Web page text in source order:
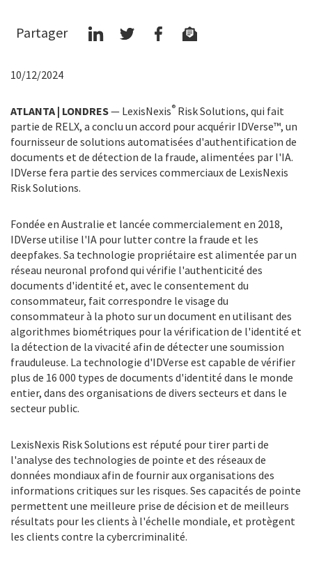
Partager
10/12/2024
ATLANTA | LONDRES— LexisNexis® Risk Solutions, qui fait
partie de RELX, a conclu un accord pour acquérir IDVerse™, un
fournisseur de solutions automatisées d'authentification de
documents et de détection de la fraude, alimentées par l'IA.
IDVerse fera partie des services commerciaux de LexisNexis
Risk Solutions.
Fondée en Australie et lancée commercialement en 2018,
IDVerse utilise l'IA pour lutter contre la fraude et les
deepfakes. Sa technologie propriétaire est alimentée par un
réseau neuronal profond qui vérifie l'authenticité des
documents d'identité et, avec le consentement du
consommateur, fait correspondre le visage du
consommateur à la photo sur un document en utilisant des
algorithmes biométriques pour la vérification de l'identité et
la détection de la vivacité afin de détecter une soumission
frauduleuse. La technologie d'IDVerse est capable de vérifier
plus de 16 000 types de documents d'identité dans le monde
entier, dans des organisations de divers secteurs et dans le
secteur public.
LexisNexis Risk Solutions est réputé pour tirer parti de
l'analyse des technologies de pointe et des réseaux de
données mondiaux afin de fournir aux organisations des
informations critiques sur les risques. Ses capacités de pointe
permettent une meilleure prise de décision et de meilleurs
résultats pour les clients à l'échelle mondiale, et protègent
les clients contre la cybercriminalité.